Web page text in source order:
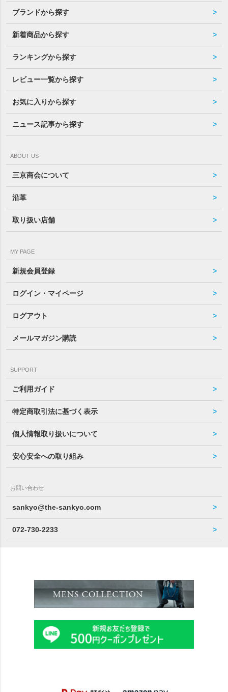
ブランドから探す
新着商品から探す
ランキングから探す
レビュー一覧から探す
お気に入りから探す
ニュース記事から探す
ABOUT US
三京商会について
沿革
取り扱い店舗
MY PAGE
新規会員登録
ログイン・マイページ
ログアウト
メールマガジン購読
SUPPORT
ご利用ガイド
特定商取引法に基づく表示
個人情報取り扱いについて
安心安全への取り組み
お問い合わせ
sankyo@the-sankyo.com
072-730-2233